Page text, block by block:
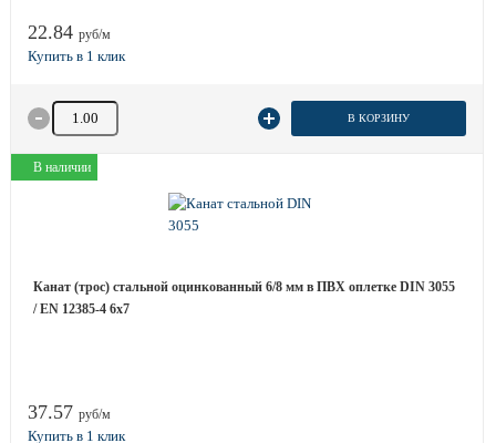
22.84 руб/м
Количество товара В КОРЗИНУ
В наличии
Канат (трос) стальной оцинкованный 6/8 мм в ПВХ оплетке DIN 3055
/ EN 12385-4 6x7
37.57 руб/м